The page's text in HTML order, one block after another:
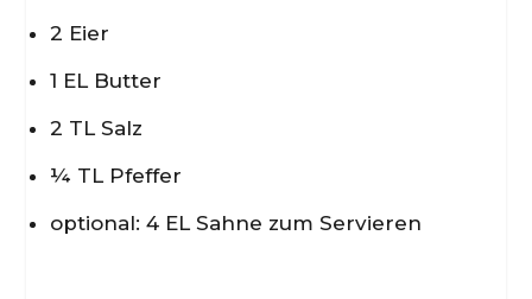
2 Eier
1 EL Butter
2 TL Salz
¼ TL Pfeffer
optional: 4 EL Sahne zum Servieren